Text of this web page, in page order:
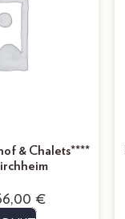
& Chalets****
€